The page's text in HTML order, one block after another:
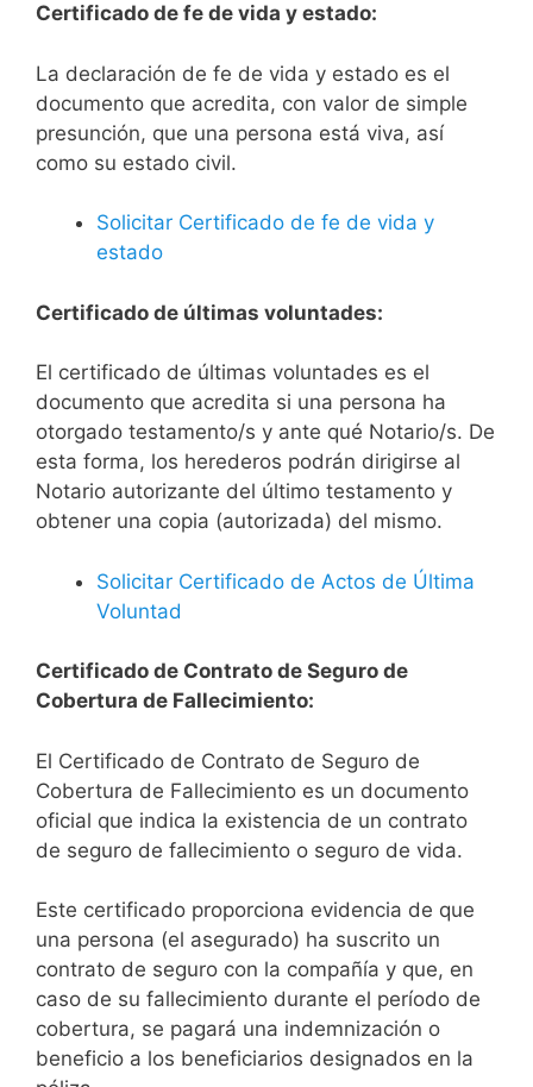
Certificado de fe de vida y estado:
La declaración de fe de vida y estado es el
documento que acredita, con valor de simple
presunción, que una persona está viva, así
como su estado civil.
Solicitar Certificado de fe de vida y
estado
Certificado de últimas voluntades:
El certificado de últimas voluntades es el
documento que acredita si una persona ha
otorgado testamento/s y ante qué Notario/s. De
esta forma, los herederos podrán dirigirse al
Notario autorizante del último testamento y
obtener una copia (autorizada) del mismo.
Solicitar Certificado de Actos de Última
Voluntad
Certificado de Contrato de Seguro de
Cobertura de Fallecimiento:
El Certificado de Contrato de Seguro de
Cobertura de Fallecimiento es un documento
oficial que indica la existencia de un contrato
de seguro de fallecimiento o seguro de vida.
Este certificado proporciona evidencia de que
una persona (el asegurado) ha suscrito un
contrato de seguro con la compañía y que, en
caso de su fallecimiento durante el período de
cobertura, se pagará una indemnización o
beneficio a los beneficiarios designados en la